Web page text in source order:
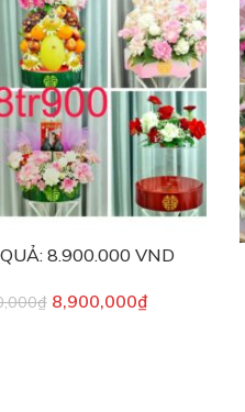
8.900.000 VND
₫ 8,900,000₫